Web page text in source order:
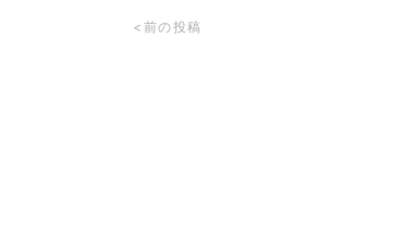
<前の投稿